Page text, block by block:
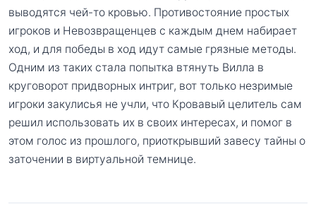
выводятся чей-то кровью. Противостояние простых
игроков и Невозвращенцев с каждым днем набирает
ход, и для победы в ход идут самые грязные методы.
Одним из таких стала попытка втянуть Вилла в
круговорот придворных интриг, вот только незримые
игроки закулисья не учли, что Кровавый целитель сам
решил использовать их в своих интересах, и помог в
этом голос из прошлого, приоткрывший завесу тайны о
заточении в виртуальной темнице.